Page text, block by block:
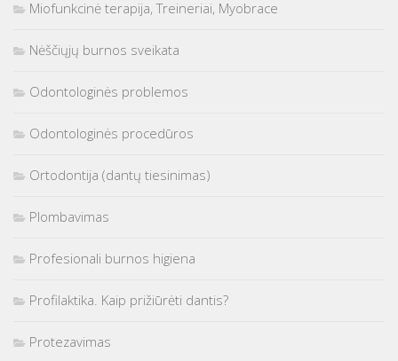
Miofunkcinė terapija, Treineriai, Myobrace
Nėščiųjų burnos sveikata
Odontologinės problemos
Odontologinės procedūros
Ortodontija (dantų tiesinimas)
Plombavimas
Profesionali burnos higiena
Profilaktika. Kaip prižiūrėti dantis?
Protezavimas